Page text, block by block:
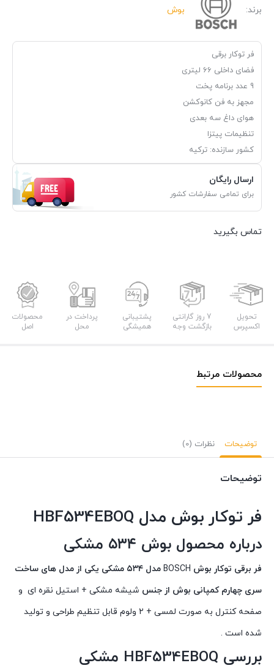
برند: بوش
فر توکار برقی
فضای داخلی 66 لیتری
9 عدد برنامه پخت
مجهز به فن کانوکشن
هوای داغ سه بعدی
تنظیمات پیتزا
کشور سازنده: ترکیه
ارسال رایگان
برای تمامی سفارشات کشور
تماس بگیرید
تحویل
اکسپرس
7 روز گارانتی
بازگشت وجه
پشتیبانی
همیشگی
پرداخت در
محل
محصولات
اصل
محصولات مرتبط
توضیحات نظرات (0)
توضیحات
فر توکار بوش مدل HBF534EBOQ
درباره محصول بوش ۵۳۴ مشکی
فر برقی توکار بوش BOSCH
مدل ۵۳۴ مشکی یکی از مدل های ساخت
سری چهارم کمپانی بوش از جنس شیشه مشکی + استیل نقره ای و
صفحه کنترل به صورت لمسی + ۲ ولوم قابل تنظیم طراحی و تولید
شده است .
بررسی HBF534EBOQ مشکی